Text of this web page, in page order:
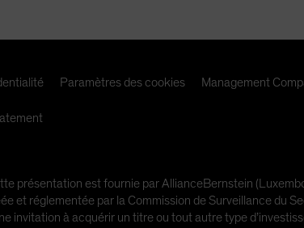
Paramètres des cookies Management
présentation est fournie par AllianceBernstein
et réglementée par la Commission de Surveillance du
invitation à acquérir un titre ou tout autre type